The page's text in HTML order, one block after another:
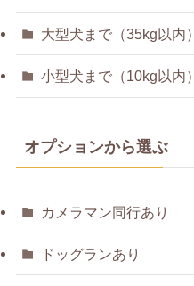
大型犬まで（35kg以内）
小型犬まで（10kg以内）
オプションから選ぶ
カメラマン同行あり
ドッグランあり